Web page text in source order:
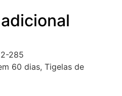
285
60 dias, Tigelas de